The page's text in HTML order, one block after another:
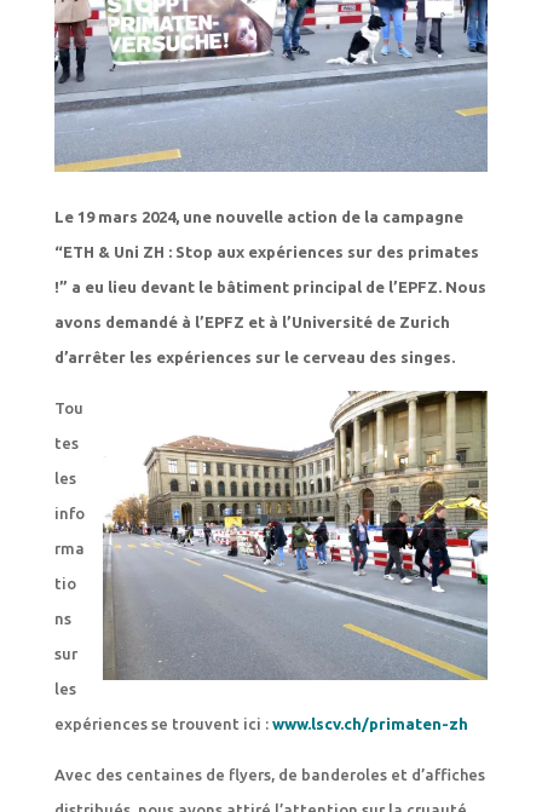
Le 19 mars 2024, une nouvelle action de la campagne
“ETH & Uni ZH : Stop aux expériences sur des primates
!” a eu lieu devant le bâtiment principal de l’EPFZ. Nous
avons demandé à l’EPFZ et à l’Université de Zurich
d’arrêter les expériences sur le cerveau des singes.
Tou
tes
les
info
rma
tio
ns
sur
les
expériences se trouvent ici : www.lscv.ch/primaten-zh
Avec des centaines de flyers, de banderoles et d’affiches